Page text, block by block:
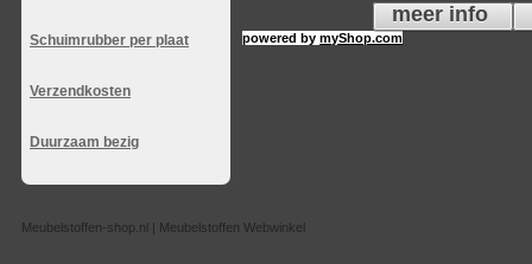
Schuimrubber per plaat
Verzendkosten
Duurzaam bezig
meer info
powered bymyShop.com
Meubelstoffen-shop.nl | Meubelstoffen Webwinkel